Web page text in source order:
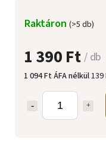
1 390 Ft/ db
1 094 Ft ÁFA nélkül139
Raktáron (>5 db)